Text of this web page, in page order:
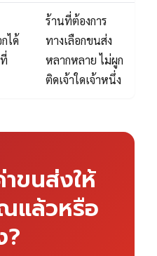
ได้
ร้านที่ต้องการ
ทางเลือกขนส่ง
หลากหลาย ไม่ผูก
ติดเจ้าใดเจ้าหนึ่ง
ขนส่งให้
แล้วหรือ
?